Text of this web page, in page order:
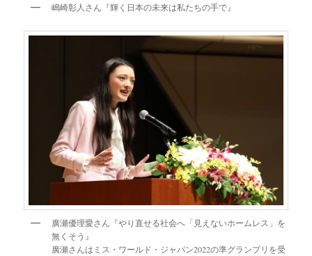
嶋崎彰人さん『輝く日本の未来は私たちの手で』
廣瀬優理愛さん『やり直せる社会へ「見えないホームレス」を
無くそう』
廣瀬さんはミス・ワールド・ジャパン2022の準グランプリを受